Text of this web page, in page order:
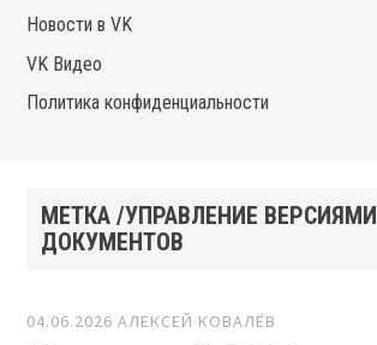
Новости в VK
VK Видео
Политика конфиденциальности
МЕТКА /УПРАВЛЕНИЕ ВЕРСИЯМИ
ДОКУМЕНТОВ
04.06.2026 АЛЕКСЕЙ КОВАЛЁВ